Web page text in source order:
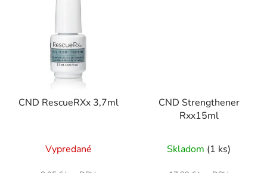
CND RescueRXx 3,7ml
hodnotenie
Vypredané
CND Strengthener
Rxx15ml
Skladom (1 ks)